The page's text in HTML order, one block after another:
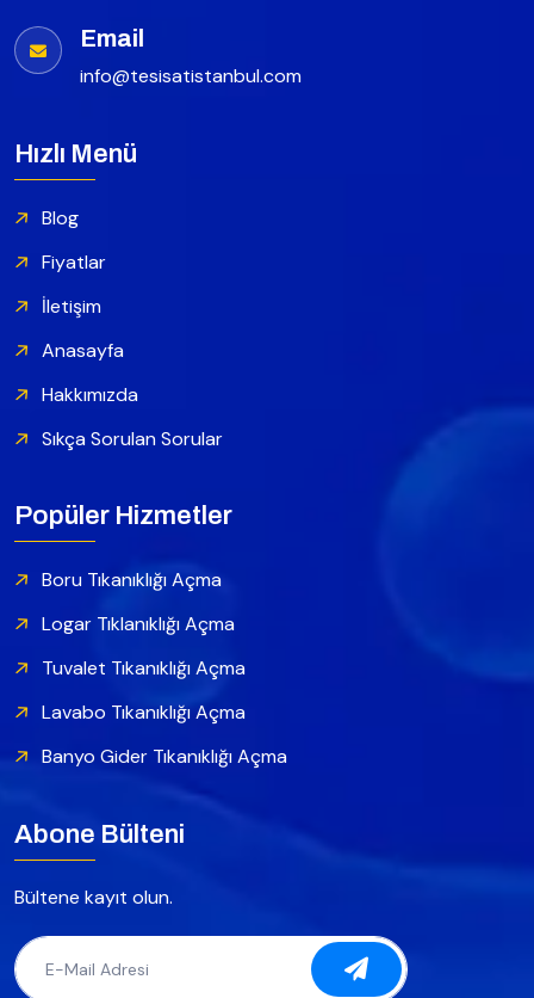
Email
info@tesisatistanbul.com
Hızlı Menü
Blog
Fiyatlar
İletişim
Anasayfa
Hakkımızda
Sıkça Sorulan Sorular
Popüler Hizmetler
Boru Tıkanıklığı Açma
Logar Tıklanıklığı Açma
Tuvalet Tıkanıklığı Açma
Lavabo Tıkanıklığı Açma
Banyo Gider Tıkanıklığı Açma
Abone Bülteni
Bültene kayıt olun.